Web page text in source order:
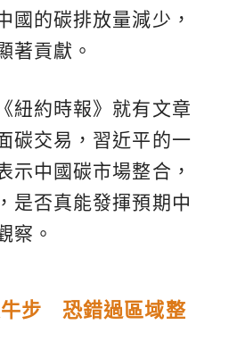
國的碳排放量減少，
著貢獻。
紐約時報》就有文章
碳交易，習近平的一
示中國碳市場整合，
是否真能發揮預期中
察。
牛步 恐錯過區域整